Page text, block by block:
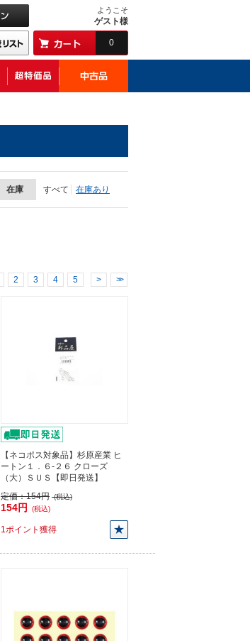
ようこそ
ゲスト様
0
在庫 すべて 在庫あり
2 3 4 5 > >>
【ネコポス対象品】杉原産業 ヒ
ートン１．６-２６ クローズ
（大）ＳＵＳ【即日発送】
定価：154円 (税込)
154円 (税込)
1ポイント獲得